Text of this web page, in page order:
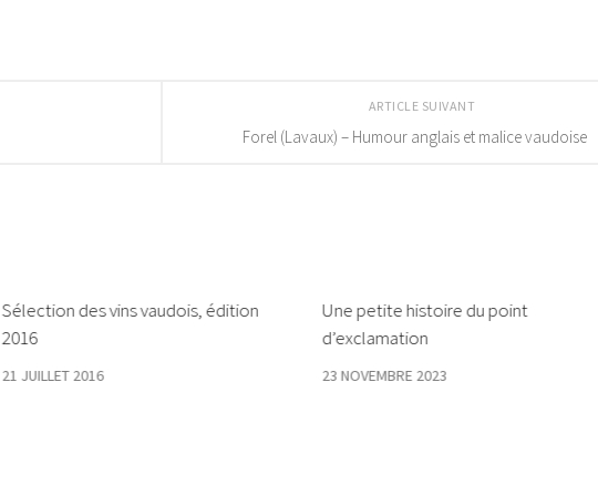
ARTICLE SUIVANT
Forel (Lavaux) – Humour anglais et malice vaudoise
Sélection des vins vaudois, édition
2016
21 JUILLET 2016
Une petite histoire du point
d’exclamation
23 NOVEMBRE 2023